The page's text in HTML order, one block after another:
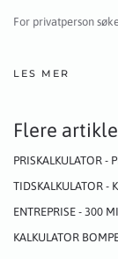
For privatperson
LES MER
Flere
PRISKALKULATOR -
TIDSKALKULATOR -
ENTREPRISE - 300
KALKULATOR